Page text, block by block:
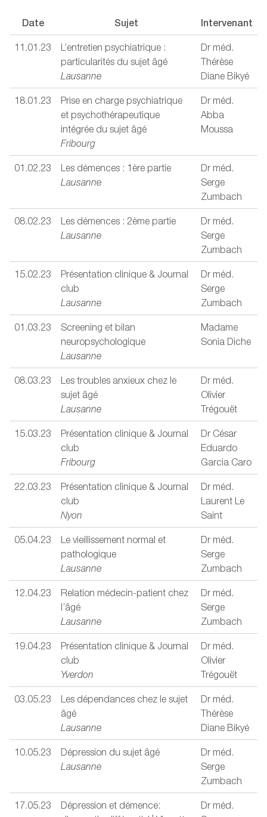
Date Sujet Intervenant
11.01.23
L’entretien psychiatrique :
particularités du sujet âgé
Lausanne
Dr méd.
Thérèse
Diane Bikyé
18.01.23
Prise en charge psychiatrique
et psychothérapeutique
intégrée du sujet âgé
Fribourg
Dr méd.
Abba
Moussa
01.02.23
Les démences : 1ère partie
Lausanne
Dr méd.
Serge
Zumbach
08.02.23
Les démences : 2ème partie
Lausanne
Dr méd.
Serge
Zumbach
15.02.23
Présentation clinique & Journal
club
Lausanne
Dr méd.
Serge
Zumbach
01.03.23
Screening et bilan
neuropsychologique
Lausanne
Madame
Sonia Diche
08.03.23
Les troubles anxieux chez le
sujet âgé
Lausanne
Dr méd.
Olivier
Trégouët
15.03.23
Présentation clinique & Journal
club
Fribourg
Dr César
Eduardo
Garcia Caro
22.03.23
Présentation clinique & Journal
club
Nyon
Dr méd.
Laurent Le
Saint
05.04.23
Le vieillissement normal et
pathologique
Lausanne
Dr méd.
Serge
Zumbach
12.04.23
Relation médecin-patient chez
l’âgé
Lausanne
Dr méd.
Serge
Zumbach
19.04.23
Présentation clinique & Journal
club
Yverdon
Dr méd.
Olivier
Trégouët
03.05.23
Les dépendances chez le sujet
âgé
Lausanne
Dr méd.
Thérèse
Diane Bikyé
10.05.23
Dépression du sujet âgé
Lausanne
Dr méd.
Serge
Zumbach
17.05.23
Dépression et démence:
Dr méd.